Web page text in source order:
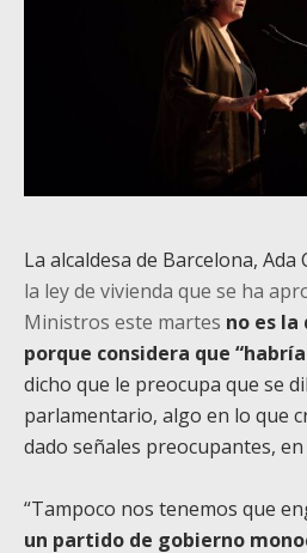
La alcaldesa de Barcelona,
la ley de vivienda que se ha
Ministros este martes no es
porque considera que
dicho que le preocupa que se
parlamentario, algo en lo que
dado señales preocupantes,
“Tampoco nos tenemos que
un partido de gobierno